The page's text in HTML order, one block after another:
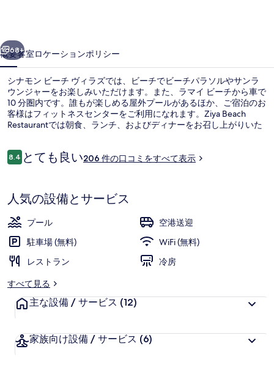
ヴ
ィ
ラ
ズ
の
写
真
ャ
ラ
リ
ー
次へ
68+
概要客室ロケーションポリシー
シナモン ビーチ ヴィラズでは、ビーチでビーチパラソルやサンラ
ウンジャーをお楽しみいただけます。また、ラマイ ビーチから車で
10 分圏内です。誰もが楽しめる屋外プールがあるほか、ご宿泊のお
客様はフィットネスセンターをご利用になれます。Ziya Beach
Restaurantでは朝食、ランチ、およびディナーをお召し上がりいた
す。
口
コ
8.410段階中8.4
とても良い206 件の口コミをすべて表示
人気の設備とサービス
プール
空港送迎
駐車場 (無料)
WiFi (無料)
レストラン
冷房
すべて見る
主な設備 / サービス (12)
家族向け設備 / サービス (6)